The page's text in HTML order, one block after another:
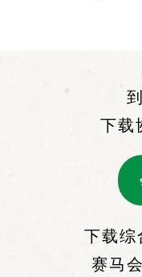
下载
下载综
赛马